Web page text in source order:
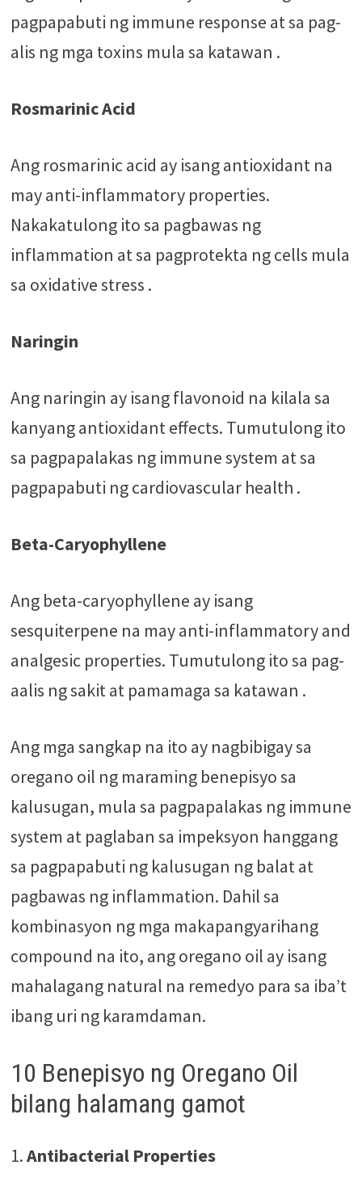
pagpapabuti ng immune response at sa pag-
alis ng mga toxins mula sa katawan .
Rosmarinic Acid
Ang rosmarinic acid ay isang antioxidant na
may anti-inflammatory properties.
Nakakatulong ito sa pagbawas ng
inflammation at sa pagprotekta ng cells mula
sa oxidative stress .
Naringin
Ang naringin ay isang flavonoid na kilala sa
kanyang antioxidant effects. Tumutulong ito
sa pagpapalakas ng immune system at sa
pagpapabuti ng cardiovascular health .
Beta-Caryophyllene
Ang beta-caryophyllene ay isang
sesquiterpene na may anti-inflammatory and
analgesic properties. Tumutulong ito sa pag-
aalis ng sakit at pamamaga sa katawan .
Ang mga sangkap na ito ay nagbibigay sa
oregano oil ng maraming benepisyo sa
kalusugan, mula sa pagpapalakas ng immune
system at paglaban sa impeksyon hanggang
sa pagpapabuti ng kalusugan ng balat at
pagbawas ng inflammation. Dahil sa
kombinasyon ng mga makapangyarihang
compound na ito, ang oregano oil ay isang
mahalagang natural na remedyo para sa iba’t
ibang uri ng karamdaman.
10 Benepisyo ng Oregano Oil
bilang halamang gamot
1.Antibacterial Properties